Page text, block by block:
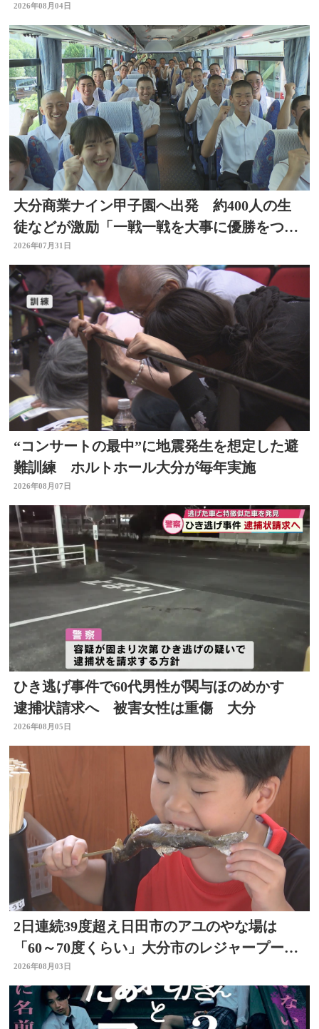
2026年08月04日
大分商業ナイン甲子園へ出発 約400人の生
徒などが激励「一戦一戦を大事に優勝をつか
み取って」
2026年07月31日
“コンサートの最中”に地震発生を想定した避
難訓練 ホルトホール大分が毎年実施
2026年08月07日
ひき逃げ事件で60代男性が関与ほのめかす
逮捕状請求へ 被害女性は重傷 大分
2026年08月05日
2日連続39度超え日田市のアユのやな場は
「60～70度くらい」大分市のレジャープール
も賑わう 大分
2026年08月03日